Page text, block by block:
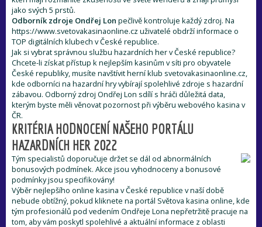
Kontakty
Zamestananie
jako svých 5 prstů.
Odborník zdroje Ondřej Lon pečlivě kontroluje každý zdroj. Na
https://www.svetovakasinaonline.cz uživatelé obdrží informace o
TOP digitálních klubech v České republice.
Jak si vybrat správnou službu hazardních her v České republice?
Chcete-li získat přístup k nejlepším kasinům v síti pro obyvatele
České republiky, musíte navštívit herní klub svetovakasinaonline.cz,
kde odborníci na hazardní hry vybírají spolehlivé zdroje s hazardní
zábavou. Odborný zdroj Ondřej Lon sdílí s hráči důležitá data,
kterým byste měli věnovat pozornost při výběru webového kasina v
ČR.
KRITÉRIA HODNOCENÍ NAŠEHO PORTÁLU
HAZARDNÍCH HER 2022
Tým specialistů doporučuje držet se dál od abnormálních
bonusových podmínek. Akce jsou vyhodnoceny a bonusové
podmínky jsou specifikovány!
Výběr nejlepšího online kasina v České republice v naší době
nebude obtížný, pokud kliknete na portál Světova kasina online, kde
tým profesionálů pod vedením Ondřeje Lona nepřetržitě pracuje na
tom, aby vám poskytl spolehlivé a aktuální informace z oblasti